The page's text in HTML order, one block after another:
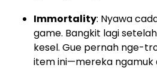
Immortality: Nyawa
game. Bangkit lagi
kesel. Gue pernah nge-
item ini—mereka ngamuk